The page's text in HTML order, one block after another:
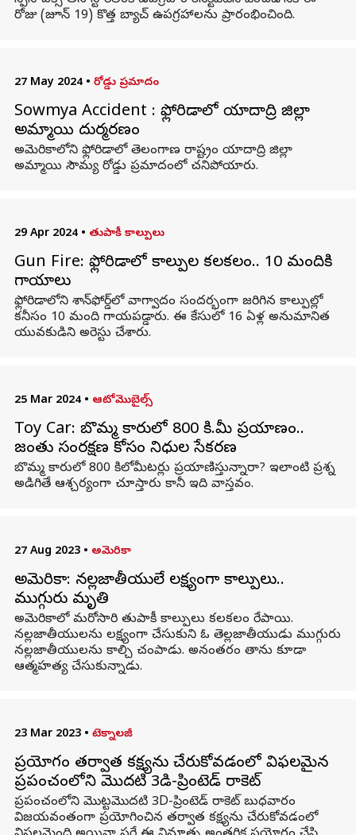
రోజు (జూన్ 19) కొత్త బ్యాచ్ ఉపగ్రహాలను ప్రారంభించింది.
27 May 2024 • రోడ్డు ప్రమాదం
Sowmya Accident : ఫ్లోరిడాలో యాదాద్రి జిల్లా
అమ్మాయి దుర్మరణం
అమెరికాలోని ఫ్లోరిడాలో తెలంగాణ రాష్ట్రం యాదాద్రి జిల్లా
అమ్మాయి సౌమ్య రోడ్డు ప్రమాదంలో చనిపోయారు.
29 Apr 2024 • తుపాకీ కాల్పులు
Gun Fire: ఫ్లోరిడాలో కాల్పుల కలకలం.. 10 మందికి
గాయాలు
ఫ్లోరిడాలోని శాన్‌ఫోర్డ్‌లో వాగ్వాదం సందర్భంగా జరిగిన కాల్పుల్లో
కనీసం 10 మంది గాయపడ్డారు. ఈ కేసులో 16 ఏళ్ల అనుమానిత
యువకుడిని అరెస్టు చేశారు.
25 Mar 2024 • ఆటోమొబైల్స్
Toy Car: బొమ్మ కారులో 800 కి.మీ ప్రయాణం..
జంతు సంరక్షణ కోసం నిధుల సేకరణ
బొమ్మ కారులో 800 కిలోమీటర్లు ప్రయాణిస్తున్నారా? ఇలాంటి ప్రశ్న
అడిగితే ఆశ్చర్యంగా చూస్తారు కానీ ఇది వాస్తవం.
27 Aug 2023 • అమెరికా
అమెరికా: నల్లజాతీయులే లక్ష్యంగా కాల్పులు..
ముగ్గురు మృతి
అమెరికాలో మరోసారి తుపాకీ కాల్పులు కలకలం రేపాయి.
నల్లజాతీయులను లక్ష్యంగా చేసుకుని ఓ తెల్లజాతీయుడు ముగ్గురు
నల్లజాతీయులను కాల్చి చంపాడు. అనంతరం తాను కూడా
ఆత్మహత్య చేసుకున్నాడు.
23 Mar 2023 • టెక్నాలజీ
ప్రయోగం తర్వాత కక్ష్యను చేరుకోవడంలో విఫలమైన
ప్రపంచంలోని మొదటి 3డి-ప్రింటెడ్ రాకెట్
ప్రపంచంలోని మొట్టమొదటి 3D-ప్రింటెడ్ రాకెట్ బుధవారం
విజయవంతంగా ప్రయోగించిన తర్వాత కక్ష్యను చేరుకోవడంలో